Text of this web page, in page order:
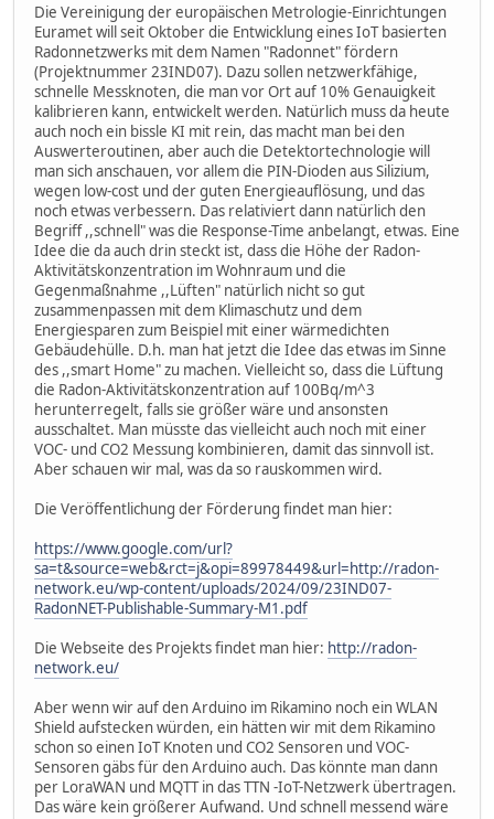
Die Vereinigung der europäischen Metrologie-Einrichtungen
Euramet will seit Oktober die Entwicklung eines IoT basierten
Radonnetzwerks mit dem Namen "Radonnet" fördern
(Projektnummer 23IND07). Dazu sollen netzwerkfähige,
schnelle Messknoten, die man vor Ort auf 10% Genauigkeit
kalibrieren kann, entwickelt werden. Natürlich muss da heute
auch noch ein bissle KI mit rein, das macht man bei den
Auswerteroutinen, aber auch die Detektortechnologie will
man sich anschauen, vor allem die PIN-Dioden aus Silizium,
wegen low-cost und der guten Energieauflösung, und das
noch etwas verbessern. Das relativiert dann natürlich den
Begriff ,,schnell" was die Response-Time anbelangt, etwas. Eine
Idee die da auch drin steckt ist, dass die Höhe der Radon-
Aktivitätskonzentration im Wohnraum und die
Gegenmaßnahme ,,Lüften" natürlich nicht so gut
zusammenpassen mit dem Klimaschutz und dem
Energiesparen zum Beispiel mit einer wärmedichten
Gebäudehülle. D.h. man hat jetzt die Idee das etwas im Sinne
des ,,smart Home" zu machen. Vielleicht so, dass die Lüftung
die Radon-Aktivitätskonzentration auf 100Bq/m^3
herunterregelt, falls sie größer wäre und ansonsten
ausschaltet. Man müsste das vielleicht auch noch mit einer
VOC- und CO2 Messung kombinieren, damit das sinnvoll ist.
Aber schauen wir mal, was da so rauskommen wird.
Die Veröffentlichung der Förderung findet man hier:
https://www.google.com/url?
sa=t&source=web&rct=j&opi=89978449&url=http://radon-
network.eu/wp-content/uploads/2024/09/23IND07-
RadonNET-Publishable-Summary-M1.pdf
Die Webseite des Projekts findet man hier: http://radon-
network.eu/
Aber wenn wir auf den Arduino im Rikamino noch ein WLAN
Shield aufstecken würden, ein hätten wir mit dem Rikamino
schon so einen IoT Knoten und CO2 Sensoren und VOC-
Sensoren gäbs für den Arduino auch. Das könnte man dann
per LoraWAN und MQTT in das TTN -IoT-Netzwerk übertragen.
Das wäre kein größerer Aufwand. Und schnell messend wäre